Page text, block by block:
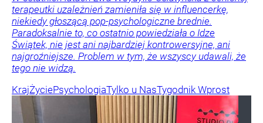
terapeutki uzależnień zamieniła się w influencerkę,
niekiedy głoszącą pop-psychologiczne brednie.
Paradoksalnie to, co ostatnio powiedziała o Idze
Świątek, nie jest ani najbardziej kontrowersyjne, ani
najgroźniejsze. Problem w tym, że wszyscy udawali, że
tego nie widzą.
KrajŻyciePsychologiaTylko u NasTygodnik Wprost